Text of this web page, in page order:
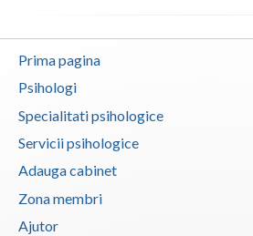
Prima pagina
Psihologi
Specialitati psihologice
Servicii psihologice
Adauga cabinet
Zona membri
Ajutor